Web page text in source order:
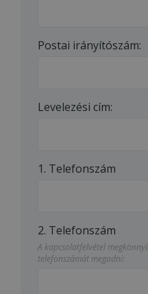
Postai irányítószám:
Levelezési cím:
1. Telefonszám
2. Telefonszám
A kapcsolatfelvétel
telefonszámát megadni: